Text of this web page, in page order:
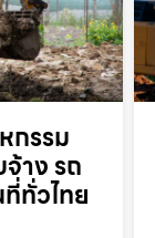
กรรม
าง รถ
ทั่วไทย